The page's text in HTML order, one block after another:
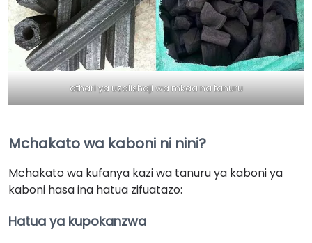
athari ya uzalishaji wa mkaa na tanuru
Mchakato wa kaboni ni nini?
Mchakato wa kufanya kazi wa tanuru ya kaboni ya
kaboni hasa ina hatua zifuatazo:
Hatua ya kupokanzwa